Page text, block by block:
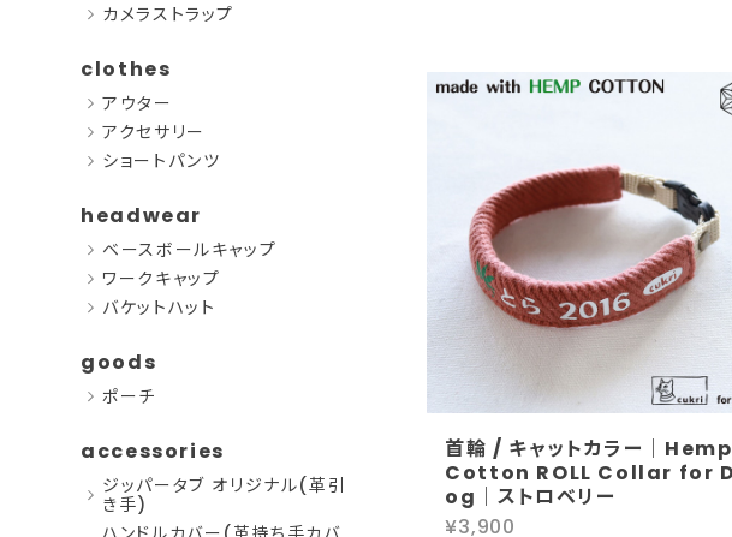
首輪 / キャットカラー｜Hemp
Cotton ROLL Collar for D
og｜ストロベリー
¥3,900
カメラストラップ
clothes
アウター
アクセサリー
ショートパンツ
headwear
ベースボールキャップ
ワークキャップ
バケットハット
goods
ポーチ
accessories
ジッパータブ オリジナル(革引
き手)